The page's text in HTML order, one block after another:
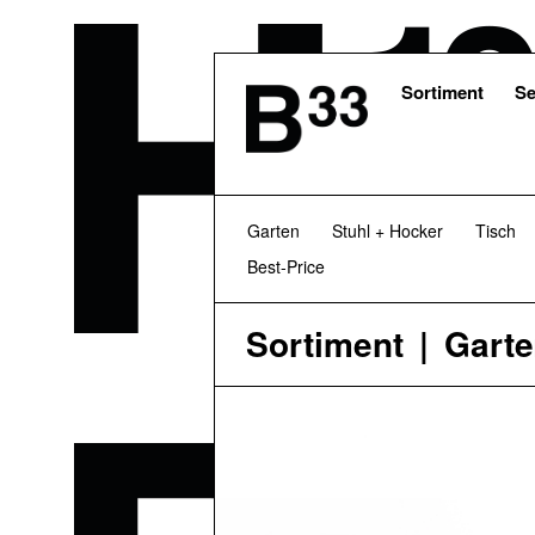
Sortiment
Garten Stuhl + Hocker Tisch
Best-Price
Sortiment